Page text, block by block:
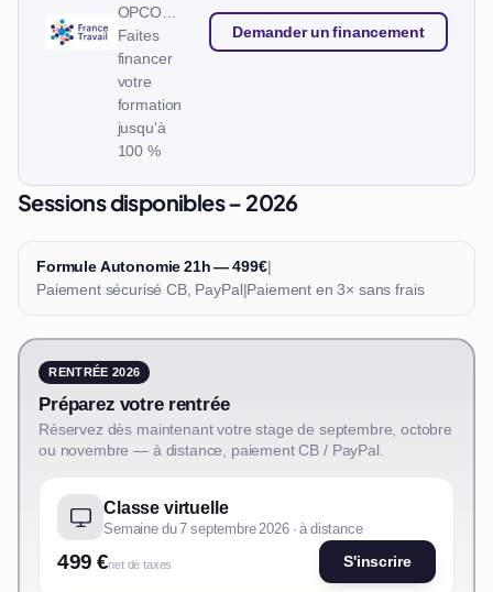
OPCO…
Faites
financer
votre
formation
jusqu'à
100 %
Demander un financement
Sessions disponibles – 2026
Formule Autonomie 21h — 499€|
Paiement sécurisé CB, PayPal|Paiement en 3× sans frais
RENTRÉE 2026
Préparez votre rentrée
Réservez dès maintenant votre stage de septembre, octobre
ou novembre — à distance, paiement CB / PayPal.
Classe virtuelle
Semaine du 7 septembre 2026 · à distance
499 €net de taxes S'inscrire